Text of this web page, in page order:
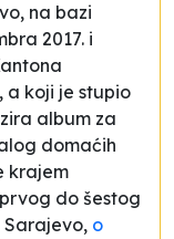
na bazi
2017. i
a koji je stupio
album za
domaćih
krajem
do šestog
Sarajevo, o